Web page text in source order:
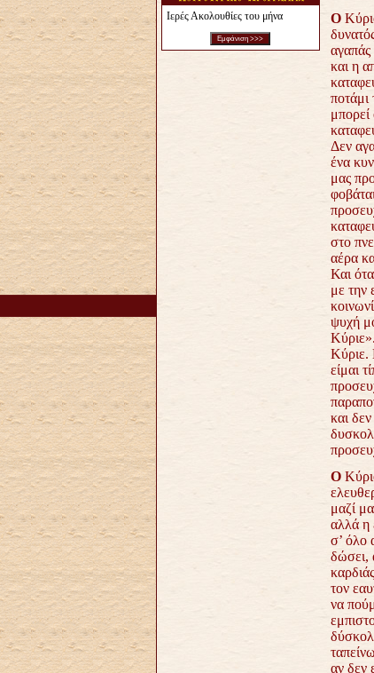
Ιερές Ακολουθίες του μήνα
Ο
και η
ποτάμι
Δεν
ένα
μας
στο
αέρα
Και
με την
ψυχή
Κύριε.
είμαι
και
Ο
μαζί
αλλά η
σ’ όλο
δώσει,
τον
να
αν δεν